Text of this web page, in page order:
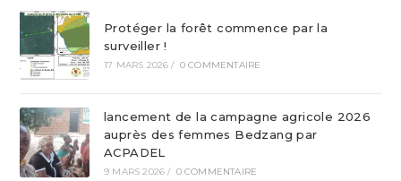
Protéger la forêt commence par la
surveiller !
17 MARS 2026 / 0 COMMENTAIRE
lancement de la campagne agricole 2026
auprès des femmes Bedzang par
ACPADEL
9 MARS 2026 / 0 COMMENTAIRE